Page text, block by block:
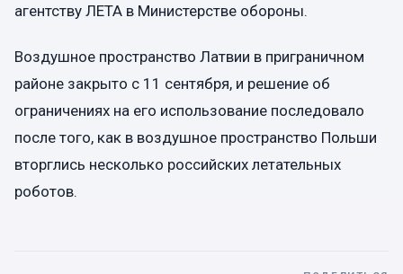
агентству ЛЕТА в Министерстве обороны.
Воздушное пространство Латвии в приграничном
районе закрыто с 11 сентября, и решение об
ограничениях на его использование последовало
после того, как в воздушное пространство Польши
вторглись несколько российских летательных
роботов.